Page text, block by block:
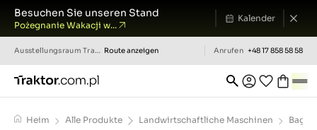
Besuchen Sie unseren Stand
Pożegnanie Wakacji w...
Kalender
AusstellungsraumTraktor.com.pl Route anzeigen Anrufen +48 17 858 58 58
Heim Alle Produkte Landwirtschaftliche Maschinen